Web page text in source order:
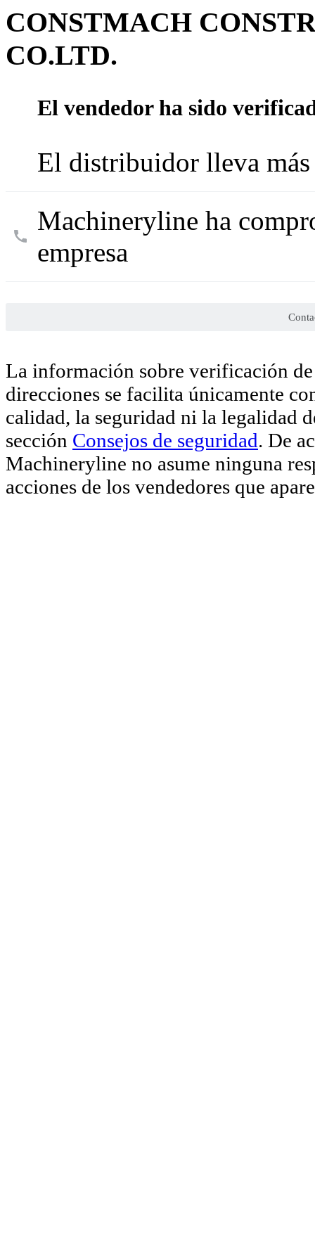
CONSTMACH
CO.LTD.
El vendedor ha sido
El distribuidor lleva
Machineryline ha
empresa
La información sobre verificación
direcciones se facilita únicamente
calidad, la seguridad ni la legalidad
sección Consejos de seguridad. De
Machineryline no asume ninguna
acciones de los vendedores que